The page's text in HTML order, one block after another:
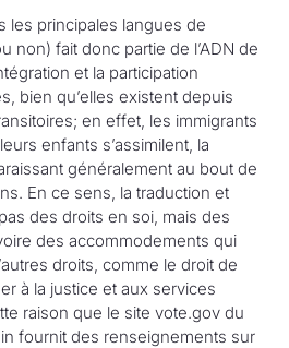
les principales langues de
non) fait donc partie de l’ADN de
et la participation
bien qu’elles existent depuis
en effet, les immigrants
enfants s’assimilent, la
généralement au bout de
En ce sens, la traduction et
des droits en soi, mais des
des accommodements qui
droits, comme le droit de
à la justice et aux services
raison que le site vote.gov du
fournit des renseignements sur